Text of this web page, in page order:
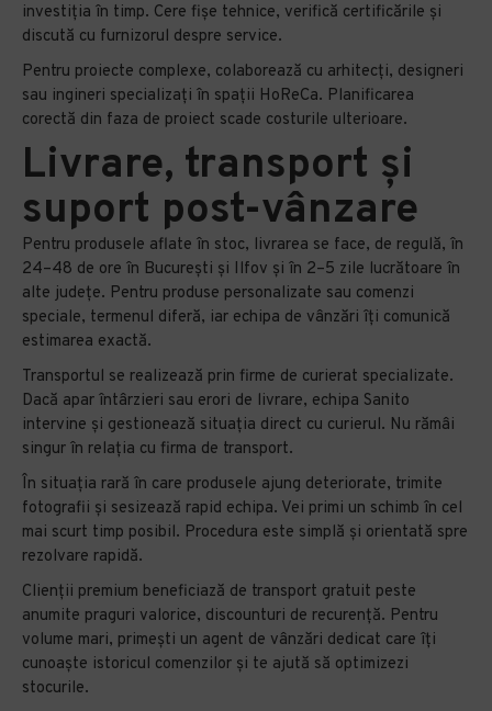
investiția în timp. Cere fișe tehnice, verifică certificările și
discută cu furnizorul despre service.
Pentru proiecte complexe, colaborează cu arhitecți, designeri
sau ingineri specializați în spații HoReCa. Planificarea
corectă din faza de proiect scade costurile ulterioare.
Livrare, transport și
suport post-vânzare
Pentru produsele aflate în stoc, livrarea se face, de regulă, în
24–48 de ore în București și Ilfov și în 2–5 zile lucrătoare în
alte județe. Pentru produse personalizate sau comenzi
speciale, termenul diferă, iar echipa de vânzări îți comunică
estimarea exactă.
Transportul se realizează prin firme de curierat specializate.
Dacă apar întârzieri sau erori de livrare, echipa Sanito
intervine și gestionează situația direct cu curierul. Nu rămâi
singur în relația cu firma de transport.
În situația rară în care produsele ajung deteriorate, trimite
fotografii și sesizează rapid echipa. Vei primi un schimb în cel
mai scurt timp posibil. Procedura este simplă și orientată spre
rezolvare rapidă.
Clienții premium beneficiază de transport gratuit peste
anumite praguri valorice, discounturi de recurență. Pentru
volume mari, primești un agent de vânzări dedicat care îți
cunoaște istoricul comenzilor și te ajută să optimizezi
stocurile.